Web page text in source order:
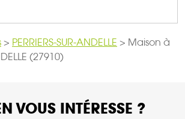
> PERRIERS-SUR-ANDELLE > Maison à
(27910)
VOUS INTÉRESSE ?